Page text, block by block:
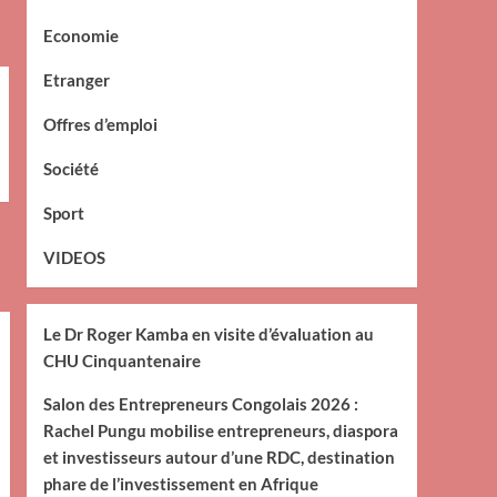
Economie
Etranger
Offres d’emploi
Société
Sport
VIDEOS
Le Dr Roger Kamba en visite d’évaluation au
CHU Cinquantenaire
Salon des Entrepreneurs Congolais 2026 :
Rachel Pungu mobilise entrepreneurs, diaspora
et investisseurs autour d’une RDC, destination
phare de l’investissement en Afrique